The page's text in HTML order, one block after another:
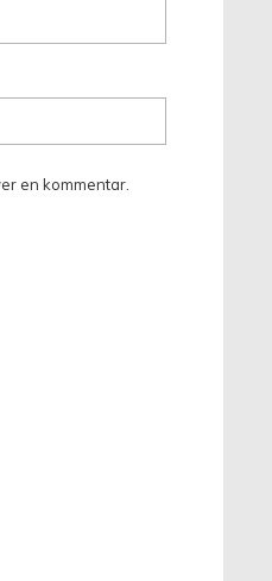
en kommentar.